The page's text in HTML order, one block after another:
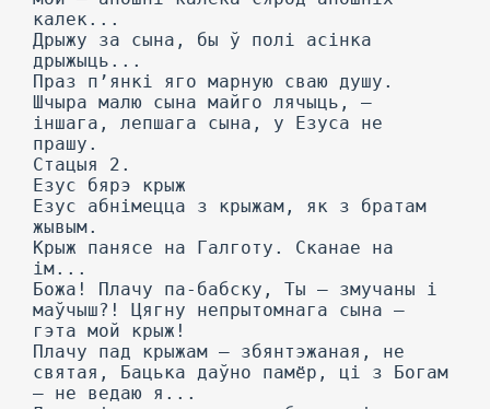
калек...
Дрыжу за сына, бы ў полі асінка
дрыжыць...
Праз п’янкі яго марную сваю душу.
Шчыра малю сына майго лячыць, —
іншага, лепшага сына, у Езуса не
прашу.
Стацыя 2.
Езус бярэ крыж
Езус абнімецца з крыжам, як з братам
жывым.
Крыж панясе на Галготу. Сканае на
ім...
Божа! Плачу па-бабску, Ты — змучаны і
маўчыш?! Цягну непрытомнага сына —
гэта мой крыж!
Плачу пад крыжам — збянтэжаная, не
святая, Бацька даўно памёр, ці з Богам
— не ведаю я...